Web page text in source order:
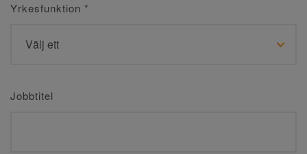
Yrkesfunktion *
Jobbtitel